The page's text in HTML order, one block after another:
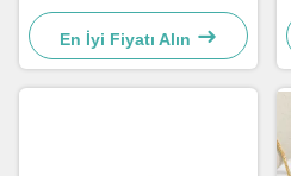
Elmas Kadın Bilezik
En İyi Fiyatı Alın